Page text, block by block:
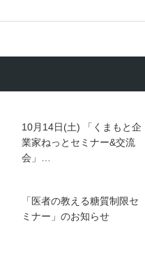
10月14日(土) 「くまもと企
業家ねっとセミナー&交流
会」…
「医者の教える糖質制限セ
ミナー」のお知らせ